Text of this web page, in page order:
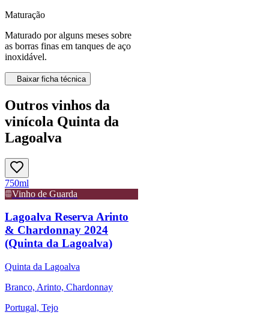
Maturação
Maturado por alguns meses sobre
as borras finas em tanques de aço
inoxidável.
Baixar ficha técnica
Outros vinhos da
vinícola Quinta da
Lagoalva
750ml
Vinho de Guarda
Lagoalva Reserva Arinto
& Chardonnay 2024
(Quinta da Lagoalva)
Quinta da Lagoalva
Branco, Arinto, Chardonnay
Portugal, Tejo